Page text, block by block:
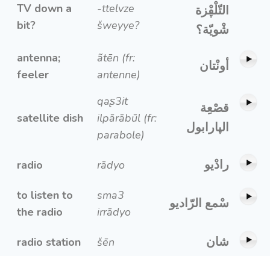
TV down a
bit?
-ttelvze
šweyye?
التّلْڥْزة
شْويّة؟
antenna;
feeler
ãtēn (fr:
antenne)
أونْتان
satellite dish
qaʂ3it
ilpārābūl (fr:
parabole)
قصْعِة
الپارابول
radio rādyo رادْيو
to listen to
the radio
sma3
irrādyo
سْمع الرّاديو
radio station šēn شان